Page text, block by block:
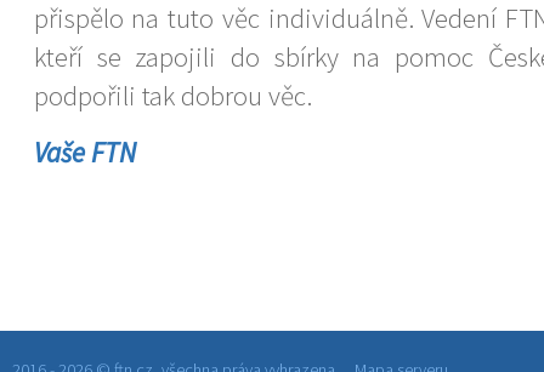
přispělo na tuto věc individuálně. Vedení
kteří se zapojili do sbírky na pomoc
podpořili tak dobrou věc.
Vaše FTN